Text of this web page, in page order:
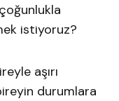
istiyoruz?
aşırı
durumlara